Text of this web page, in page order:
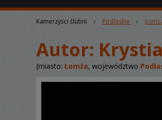
Kamerzyści ślubni › Podlaskie ›
Autor:
(miasto: Łomża, województwo